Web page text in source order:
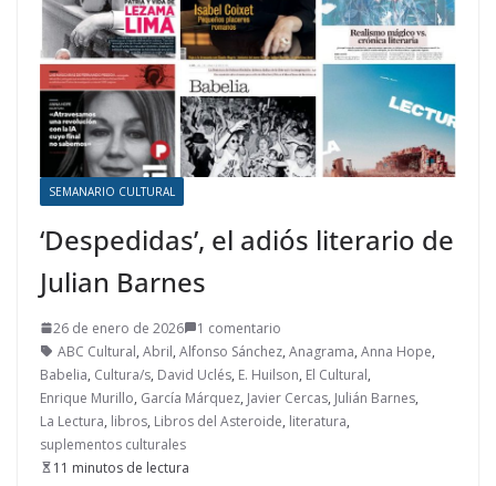
SEMANARIO CULTURAL
‘Despedidas’, el adiós literario de
Julian Barnes
26 de enero de 2026
1 comentario
ABC Cultural, Abril, Alfonso Sánchez, Anagrama, Anna Hope,
Babelia, Cultura/s, David Uclés, E. Huilson, El Cultural,
Enrique Murillo, García Márquez, Javier Cercas, Julián Barnes,
La Lectura, libros, Libros del Asteroide, literatura,
suplementos culturales
11 minutos de lectura